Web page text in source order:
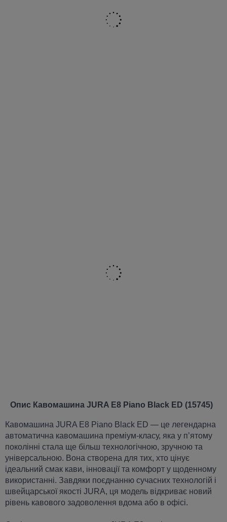
Опис Кавомашина JURA E8 Piano Black ED (15745)
Кавомашина JURA E8 Piano Black ED — це легендарна
автоматична кавомашина преміум-класу, яка у п’ятому
поколінні стала ще більш технологічною, зручною та
універсальною. Вона створена для тих, хто цінує
ідеальний смак кави, інновації та комфорт у щоденному
використанні. Завдяки поєднанню сучасних технологій і
швейцарської якості JURA, ця модель відкриває новий
рівень кавового задоволення вдома або в офісі.